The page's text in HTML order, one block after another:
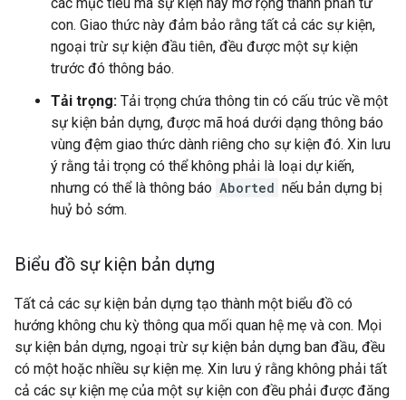
con. Giao thức này đảm bảo rằng tất cả các sự kiện,
ngoại trừ sự kiện đầu tiên, đều được một sự kiện
trước đó thông báo.
Tải trọng: Tải trọng chứa thông tin có cấu trúc về một
sự kiện bản dựng, được mã hoá dưới dạng thông báo
vùng đệm giao thức dành riêng cho sự kiện đó. Xin lưu
ý rằng tải trọng có thể không phải là loại dự kiến,
nhưng có thể là thông báo Aborted nếu bản dựng bị
huỷ bỏ sớm.
Biểu đồ sự kiện bản dựng
Tất cả các sự kiện bản dựng tạo thành một biểu đồ có
hướng không chu kỳ thông qua mối quan hệ mẹ và con. Mọi
sự kiện bản dựng, ngoại trừ sự kiện bản dựng ban đầu, đều
có một hoặc nhiều sự kiện mẹ. Xin lưu ý rằng không phải tất
cả các sự kiện mẹ của một sự kiện con đều phải được đăng